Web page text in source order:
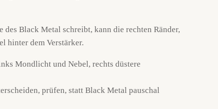
Black Metal schreibt, kann die rechten Ränder,
hinter dem Verstärker.
prüfen, statt Black Metal pauschal